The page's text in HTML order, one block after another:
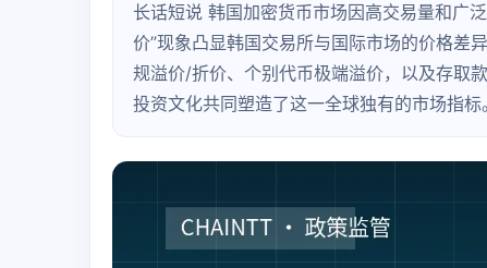
长话短说 韩国加密货币市场因高交易量和广
价”现象凸显韩国交易所与国际市场的价格差
规溢价/折价、个别代币极端溢价，以及存取
投资文化共同塑造了这一全球独有的市场指标。